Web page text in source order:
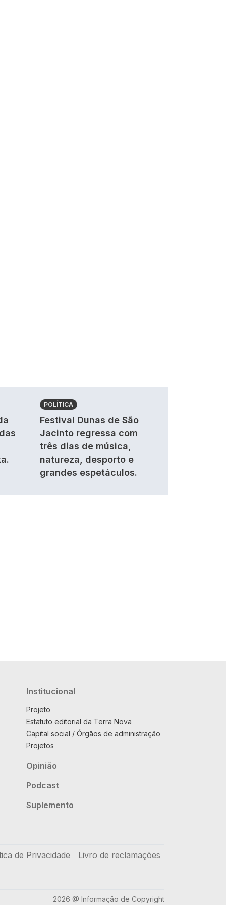
POLÍTICA
Festival Dunas de São
Jacinto regressa com
três dias de música,
natureza, desporto e
grandes espetáculos.
Institucional
Projeto
Estatuto editorial da Terra Nova
Capital social / Órgãos de administração
Projetos
Opinião
Podcast
Suplemento
de Privacidade Livro de reclamações
2026 @ Informação de Copyright